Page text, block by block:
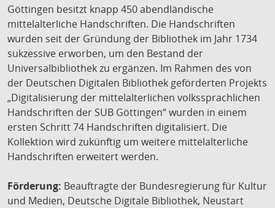
Göttingen besitzt knapp 450 abendländische
mittelalterliche Handschriften. Die Handschriften
wurden seit der Gründung der Bibliothek im Jahr 1734
sukzessive erworben, um den Bestand der
Universalbibliothek zu ergänzen. Im Rahmen des von
der Deutschen Digitalen Bibliothek geförderten Projekts
„Digitalisierung der mittelalterlichen volkssprachlichen
Handschriften der SUB Göttingen“ wurden in einem
ersten Schritt 74 Handschriften digitalisiert. Die
Kollektion wird zukünftig um weitere mittelalterliche
Handschriften erweitert werden.
Förderung: Beauftragte der Bundesregierung für Kultur
und Medien, Deutsche Digitale Bibliothek, Neustart